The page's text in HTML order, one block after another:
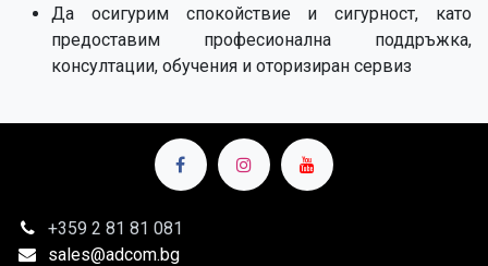
Да осигурим спокойствие и сигурност, като
предоставим професионална поддръжка,
консултации, обучения и оторизиран сервиз
+359 2 81 81 081
sales@adcom.bg